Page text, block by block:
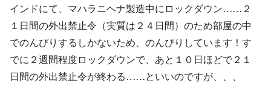
インドにて、マハラニヘナ製造中にロックダウン……２
１日間の外出禁止令（実質は２４日間）のため部屋の中
でのんびりするしかないため、のんびりしています！す
でに２週間程度ロックダウンで、あと１０日ほどで２１
日間の外出禁止令が終わる……といいのですが、、、